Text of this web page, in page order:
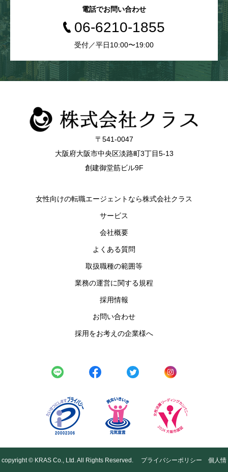
電話でお問い合わせ
06-6210-1855
受付／平日10:00〜19:00
〒541-0047
大阪府大阪市中央区淡路町3丁目5-13
創建御堂筋ビル9F
女性向けの転職エージェントなら株式会社クラス
サービス
会社概要
よくある質問
取扱職種の範囲等
業務の運営に関する規程
採用情報
お問い合わせ
採用をお考えの企業様へ
copyright © KRAS Co., Ltd. All Rights Reserved. プライバシーポリシー 個人情